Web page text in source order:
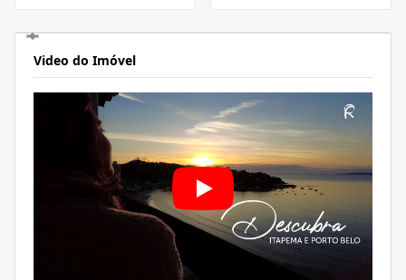
Video do Imóvel